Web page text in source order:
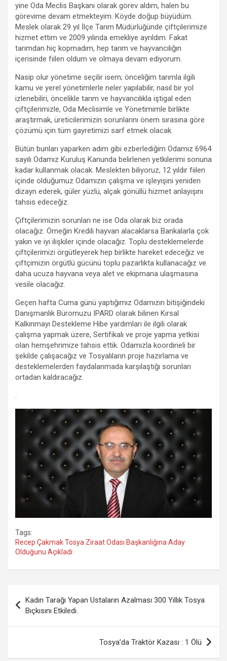
yine Oda Meclis Başkanı olarak görev aldım, halen bu
görevime devam etmekteyim. Köyde doğup büyüdüm.
Meslek olarak 29 yıl İlçe Tarım Müdürlüğünde çiftçilerimize
hizmet ettim ve 2009 yılında emekliye ayrıldım. Fakat
tarımdan hiç kopmadım, hep tarım ve hayvancılığın
içerisinde fiilen oldum ve olmaya devam ediyorum.
Nasip olur yönetime seçilir isem; önceliğim tarımla ilgili
kamu ve yerel yönetimlerle neler yapılabilir, nasıl bir yol
izlenebiliri, öncelikle tarım ve hayvancılıkla iştigal eden
çiftçilerimizle, Oda Meclisimle ve Yönetimimle birlikte
araştırmak, üreticilerimizin sorunlarını önem sırasına göre
çözümü için tüm gayretimizi sarf etmek olacak.
Bütün bunları yaparken adım gibi ezberlediğim Odamız 6964
sayılı Odamız Kuruluş Kanunda belirlenen yetkilerimi sonuna
kadar kullanmak olacak. Meslekten biliyoruz, 12 yıldır fiilen
içinde olduğumuz Odamızın çalışma ve işleyişini yeniden
dizayn ederek, güler yüzlü, alçak gönüllü hizmet anlayışını
tahsis edeceğiz.
Çiftçilerimizin sorunları ne ise Oda olarak biz orada
olacağız. Örneğin Kredili hayvan alacaklarsa Bankalarla çok
yakın ve iyi ilişkiler içinde olacağız. Toplu desteklemelerde
çiftçilerimizi örgütleyerek hep birlikte hareket edeceğiz ve
çiftçimizin örgütlü gücünü toplu pazarlıkta kullanacağız ve
daha ucuza hayvana veya alet ve ekipmana ulaşmasına
vesile olacağız.
Geçen hafta Cuma günü yaptığımız Odamızın bitişiğindeki
Danışmanlık Büromuzu IPARD olarak bilinen Kırsal
Kalkınmayı Destekleme Hibe yardımları ile ilgili olarak
çalışma yapmak üzere, Sertifikalı ve proje yapma yetkisi
olan hemşehrimize tahsis ettik. Odamızla koordineli bir
şekilde çalışacağız ve Tosyalıların proje hazırlama ve
desteklemelerden faydalanmada karşılaştığı sorunları
ortadan kaldıracağız.
.
Tags:
Recep Çakmak Tosya Ziraat Odası Başkanlığına Aday
Olduğunu Açıkladı
gezinmesi
Kadın Tarağı Yapan Ustaların Azalması 300 Yıllık Tosya
Bıçkısını Etkiledi.
Tosya’da Traktör Kazası : 1 Ölü